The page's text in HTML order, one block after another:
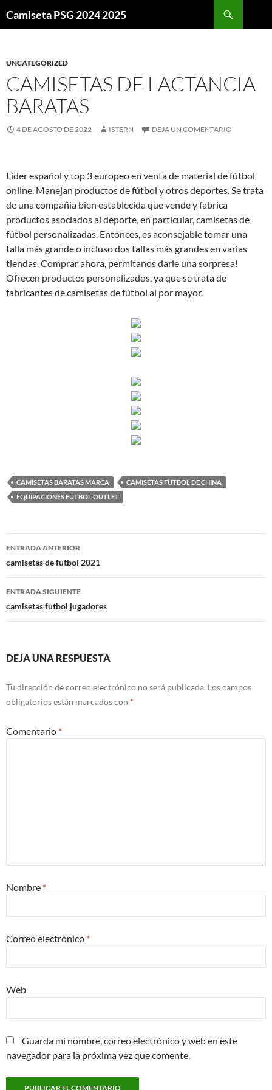
Camiseta PSG 2024 2025
UNCATEGORIZED
CAMISETAS DE LACTANCIA
BARATAS
4 DE AGOSTO DE 2022 ISTERN DEJA UN COMENTARIO
Líder español y top 3 europeo en venta de material de fútbol
online. Manejan productos de fútbol y otros deportes. Se trata
de una compañia bien establecida que vende y fabrica
productos asociados al deporte, en particular, camisetas de
fútbol personalizadas. Entonces, es aconsejable tomar una
talla más grande o incluso dos tallas más grandes en varias
tiendas. Comprar ahora, permítanos darle una sorpresa!
Ofrecen productos personalizados, ya que se trata de
fabricantes de camisetas de fútbol al por mayor.
CAMISETAS BARATAS MARCA
CAMISETAS FUTBOL DE CHINA
EQUIPACIONES FUTBOL OUTLET
Navegación
de
entradas
ENTRADA ANTERIOR
camisetas de futbol 2021
ENTRADA SIGUIENTE
camisetas futbol jugadores
DEJA UNA RESPUESTA
Tu dirección de correo electrónico no será publicada. Los campos
obligatorios están marcados con *
Comentario *
Nombre *
Correo electrónico *
Web
Guarda mi nombre, correo electrónico y web en este
navegador para la próxima vez que comente.